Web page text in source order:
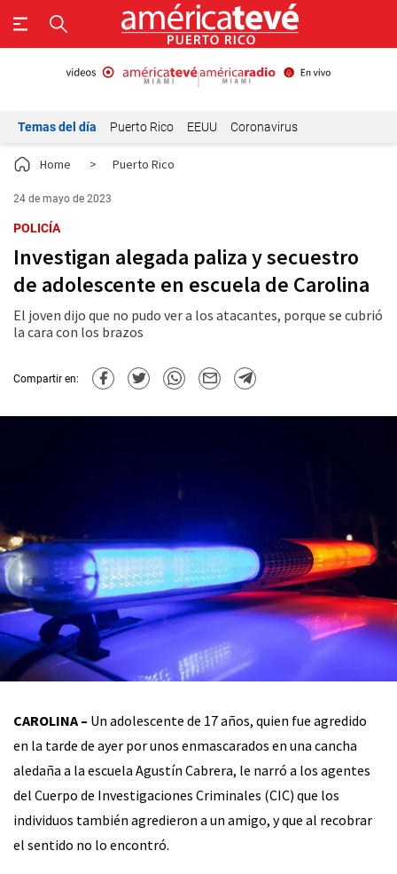
Temas del día Puerto Rico EEUU Coronavirus
Home > Puerto Rico
24 de mayo de 2023
POLICÍA
Investigan alegada paliza y secuestro
de adolescente en escuela de Carolina
El joven dijo que no pudo ver a los atacantes, porque se cubrió
la cara con los brazos
Compartir en:
CAROLINA – Un adolescente de 17 años, quien fue agredido
en la tarde de ayer por unos enmascarados en una cancha
aledaña a la escuela Agustín Cabrera, le narró a los agentes
del Cuerpo de Investigaciones Criminales (CIC) que los
individuos también agredieron a un amigo, y que al recobrar
el sentido no lo encontró.